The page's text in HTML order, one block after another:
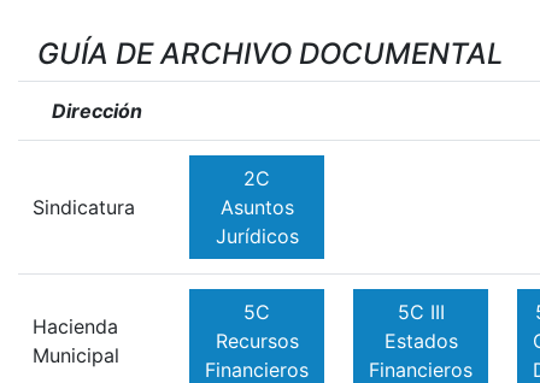
GUÍA DE ARCHIVO DOCUMENTAL
Dirección
Sindicatura
2C
Asuntos
Jurídicos
Hacienda
Municipal
5C
Recursos
Financieros
5C III
Estados
Financieros